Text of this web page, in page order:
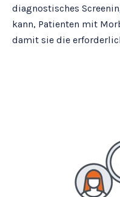
diagnostisches
kann, Patienten mit
damit sie die